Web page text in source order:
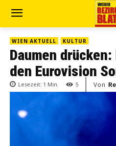
WIEN AKTUELL KULTUR
Daumen
den Eurovision
Lesezeit: 1 Min. 5 Von